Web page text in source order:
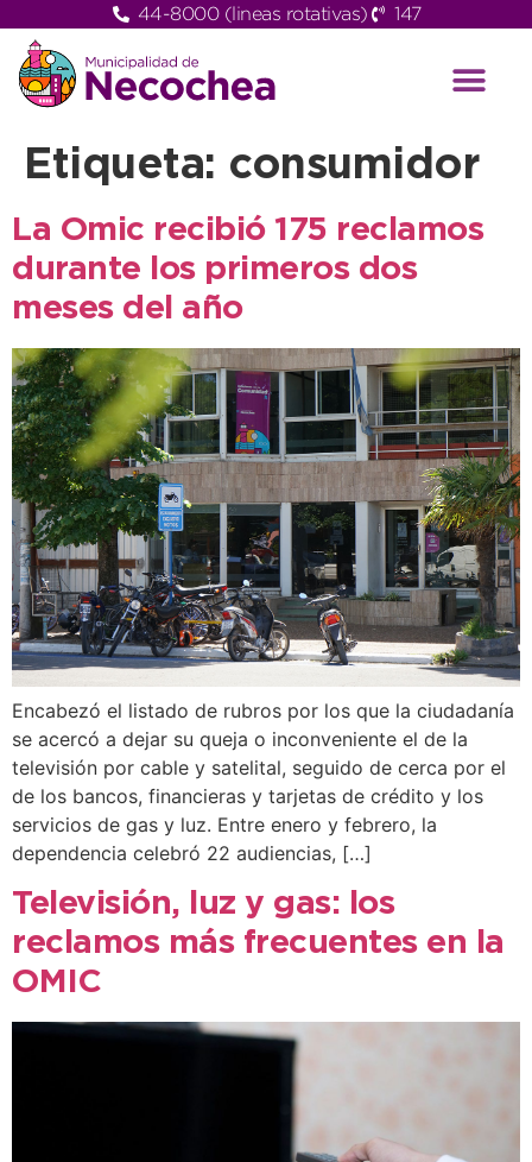
44-8000 (lineas rotativas) 147
Etiqueta: consumidor
La Omic recibió 175 reclamos
durante los primeros dos
meses del año
Encabezó el listado de rubros por los que la ciudadanía
se acercó a dejar su queja o inconveniente el de la
televisión por cable y satelital, seguido de cerca por el
de los bancos, financieras y tarjetas de crédito y los
servicios de gas y luz. Entre enero y febrero, la
dependencia celebró 22 audiencias, […]
Televisión, luz y gas: los
reclamos más frecuentes en la
OMIC